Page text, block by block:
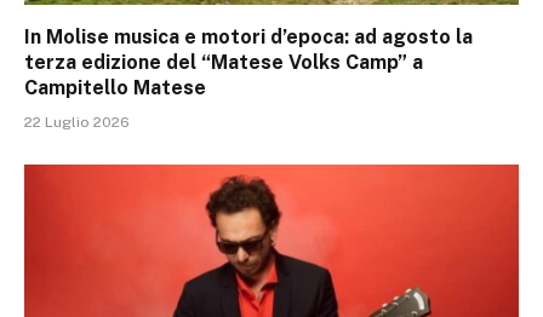
In Molise musica e motori d’epoca: ad agosto la
terza edizione del “Matese Volks Camp” a
Campitello Matese
22 Luglio 2026